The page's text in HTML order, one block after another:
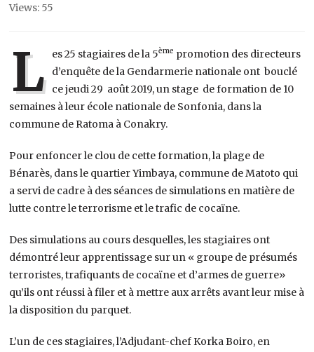
Views: 55
L es 25 stagiaires de la 5ème promotion des directeurs
d’enquête de la Gendarmerie nationale ont bouclé
ce jeudi 29 août 2019, un stage de formation de 10
semaines à leur école nationale de Sonfonia, dans la
commune de Ratoma à Conakry.
Pour enfoncer le clou de cette formation, la plage de
Bénarès, dans le quartier Yimbaya, commune de Matoto qui
a servi de cadre à des séances de simulations en matière de
lutte contre le terrorisme et le trafic de cocaïne.
Des simulations au cours desquelles, les stagiaires ont
démontré leur apprentissage sur un « groupe de présumés
terroristes, trafiquants de cocaïne et d’armes de guerre»
qu’ils ont réussi à filer et à mettre aux arrêts avant leur mise à
la disposition du parquet.
L’un de ces stagiaires, l’Adjudant-chef Korka Boiro, en